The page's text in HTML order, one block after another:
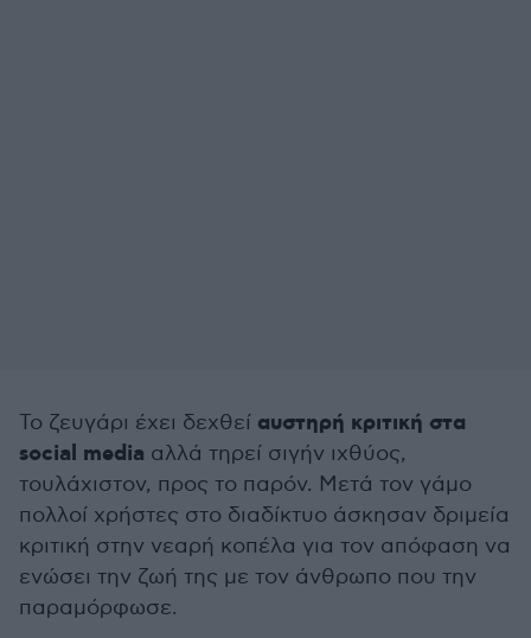
Το ζευγάρι έχει δεχθεί αυστηρή κριτική στα
social media αλλά τηρεί σιγήν ιχθύος,
τουλάχιστον, προς το παρόν. Μετά τον γάμο
πολλοί χρήστες στο διαδίκτυο άσκησαν δριμεία
κριτική στην νεαρή κοπέλα για τον απόφαση να
ενώσει την ζωή της με τον άνθρωπο που την
παραμόρφωσε.